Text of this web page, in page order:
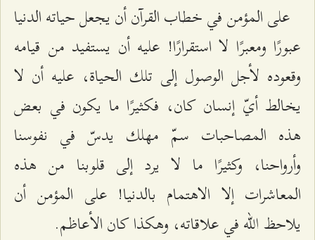
على المؤمن في خطاب القرآن أن يجعل حياته الدنيا
عبورًا ومعبرًا لا استقرارًا! عليه أن يستفيد من قيامه
وقعوده لأجل الوصول إلى تلك الحياة، عليه أن لا
يخالط أيّ إنسان كان، فكثيرًا ما يكون في بعض
هذه المصاحبات سمّ مهلك يدسّ في نفوسنا
وأرواحنا، وكثيرًا ما لا يرد إلى قلوبنا من هذه
المعاشرات إلا الاهتمام بالدنيا! على المؤمن أن
يلاحظ الله في علاقاته، وهكذا كان الأعاظم.